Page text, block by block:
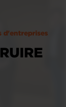
d'entreprises